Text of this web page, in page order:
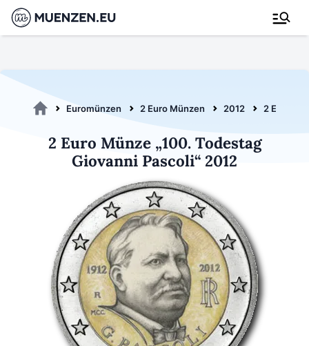
Euromünzen 2 Euro Münzen 2012 2 Euro
2 Euro Münze „100. Todestag
Giovanni Pascoli“ 2012